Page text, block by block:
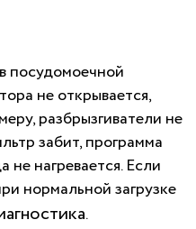
посудомоечной
не открывается,
разбрызгиватели не
забит, программа
нагревается. Если
нормальной загрузке
.